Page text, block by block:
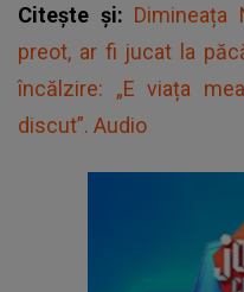
Citește și: Dimineața
preot, ar fi jucat la
încălzire: „E viața
discut”. Audio